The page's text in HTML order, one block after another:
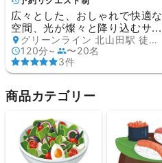
広々とした、おしゃれで快適な
空間、光が燦々と降り込むサ...
グリーンライン 北山田駅 徒歩15分
120分~
〜20名
3件
商品カテゴリー